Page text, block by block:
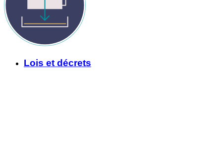
Lois et décrets